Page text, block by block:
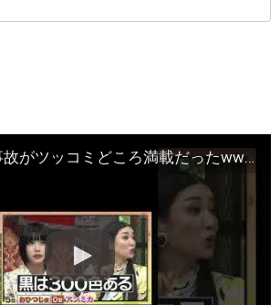
テレビの放送事故がツッコミどころ満載だったwww #tiktok #アニメ#テレビ#クイズ #漫画 #shorts